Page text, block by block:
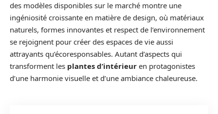
des modèles disponibles sur le marché montre une
ingéniosité croissante en matière de design, où matériaux
naturels, formes innovantes et respect de l’environnement
se rejoignent pour créer des espaces de vie aussi
attrayants qu’écoresponsables. Autant d’aspects qui
transforment les plantes d’intérieur en protagonistes
d’une harmonie visuelle et d’une ambiance chaleureuse.